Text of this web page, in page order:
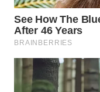
UTARA
WN
WN